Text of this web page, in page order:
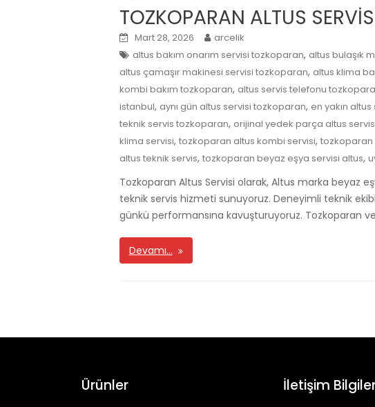
TOZKOPARAN ALTUS
Mart 28, 2026
arcelik
altus bakım onarım servisi tozkoparan, altus bulaşık
altus çamaşır makinesi servisi tozkoparan, altus klima
kombi bakım tozkoparan, altus servis telefonu
istanbul, aynı gün altus servisi tozkoparan, en yakın
teknik servis tozkoparan, orijinal yedek parça altus
klima servisi, tozkoparan altus kombi servisi, tozkoparan
altus teknik servis, tozkoparan beyaz eşya servisi altus,
Tozkoparan Altus Servisi olarak, Altus marka beyaz
teknik servis hizmeti sunuyoruz. Deneyimli teknik
günkü performansına kavuşturuyoruz. Tozkoparan
Devamı…
Ürünler İletişim